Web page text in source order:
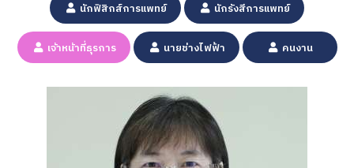
นักฟิสิกส์การแพทย์ นักรังสีการแพทย์
เจ้าหน้าที่ธุรการ นายช่างไฟฟ้า คนงาน